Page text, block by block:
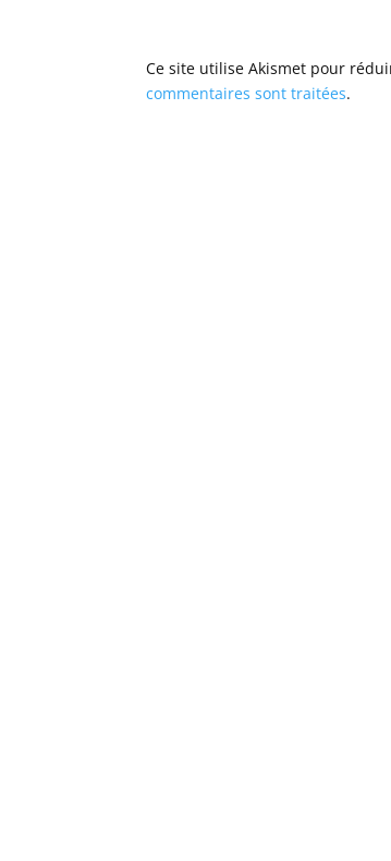
Ce site utilise Akismet pour
commentaires sont traitées.